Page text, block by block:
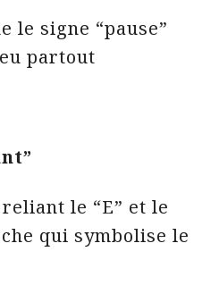
le signe “pause”
partout
le “E” et le
qui symbolise le